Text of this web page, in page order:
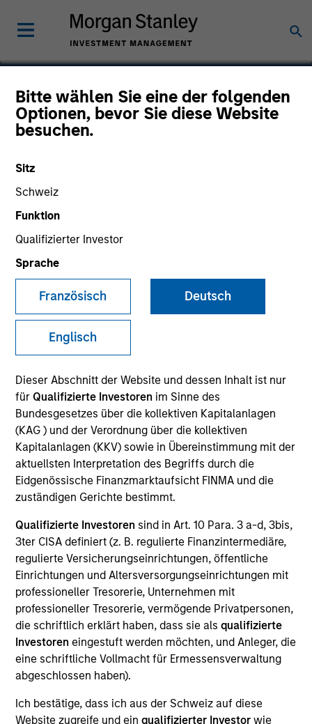
Bitte wählen Sie eine der folgenden
Optionen, bevor Sie diese Website
besuchen.
Sitz
Schweiz
Funktion
Qualifizierter Investor
Sprache
Französisch Deutsch
Englisch
Dieser Abschnitt der Website und dessen Inhalt ist nur
für Qualifizierte Investoren im Sinne des
Bundesgesetzes über die kollektiven Kapitalanlagen
(KAG ) und der Verordnung über die kollektiven
Kapitalanlagen (KKV) sowie in Übereinstimmung mit der
aktuellsten Interpretation des Begriffs durch die
Eidgenössische Finanzmarktaufsicht FINMA und die
zuständigen Gerichte bestimmt.
Qualifizierte Investoren sind in Art. 10 Para. 3 a-d, 3bis,
3ter CISA definiert (z. B. regulierte Finanzintermediäre,
regulierte Versicherungseinrichtungen, öffentliche
Einrichtungen und Altersversorgungseinrichtungen mit
professioneller Tresorerie, Unternehmen mit
professioneller Tresorerie, vermögende Privatpersonen,
die schriftlich erklärt haben, dass sie alsqualifizierte
Investoren eingestuft werden möchten, und Anleger, die
eine schriftliche Vollmacht für Ermessensverwaltung
abgeschlossen haben).
Ich bestätige, dass ich aus der Schweiz auf diese
Website zugreife und ein qualifizierter Investor wie
Network International
Technology
COUNTRY
United States
Mar 2000
Transaction Type
First Institutional
Realization Date
Jan 2010
petroleum services and equipment.
View Site
Investment Team
Morgan Stanley Expansion Capital
As of July 25, 2025. The above is provided for informational
and educational purposes only. There is no guarantee that